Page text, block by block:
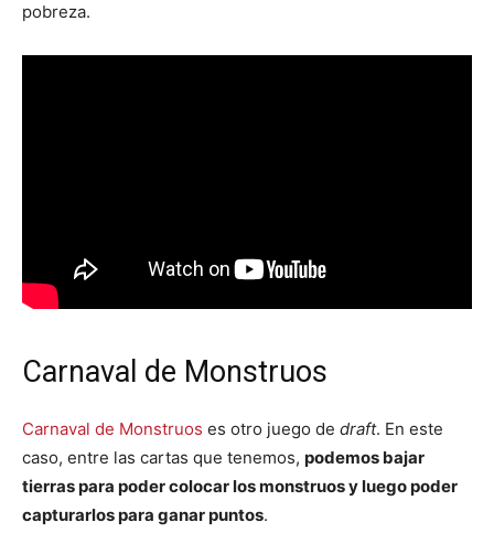
pobreza.
Carnaval de Monstruos
Carnaval de Monstruos es otro juego de draft. En este
caso, entre las cartas que tenemos, podemos bajar
tierras para poder colocar los monstruos y luego poder
capturarlos para ganar puntos.